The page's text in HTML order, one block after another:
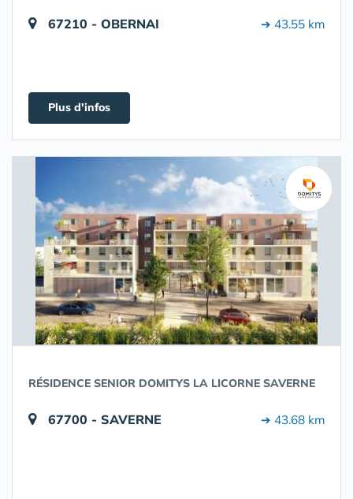
67210 - OBERNAI ➔ 43.55 km
Plus d'infos
RÉSIDENCE SENIOR DOMITYS LA LICORNE SAVERNE
67700 - SAVERNE ➔ 43.68 km